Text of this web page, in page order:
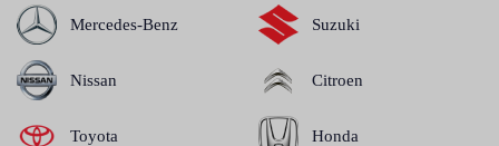
Mercedes-Benz
Nissan
Toyota
Suzuki
Citroen
Honda